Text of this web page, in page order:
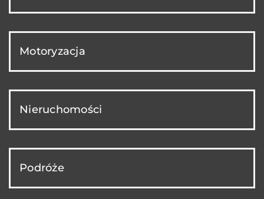
Motoryzacja
Nieruchomości
Podróże